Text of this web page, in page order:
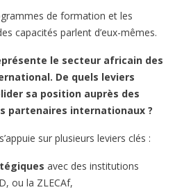
de formation et les
capacités parlent d’eux-mêmes.
le secteur africain des
De quels leviers
sa position auprès des
partenaires internationaux ?
s’appuie sur plusieurs leviers clés :
avec des institutions
ou la ZLECAf,